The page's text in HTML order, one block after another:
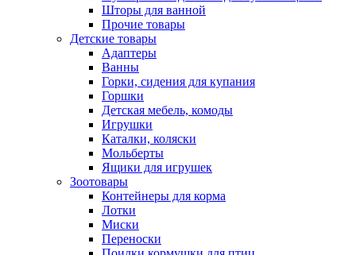
Шторы для ванной
Прочие товары
Детские товары
Адаптеры
Ванны
Горки, сидения для купания
Горшки
Детская мебель, комоды
Игрушки
Каталки, коляски
Мольберты
Ящики для игрушек
Зоотовары
Контейнеры для корма
Лотки
Миски
Переноски